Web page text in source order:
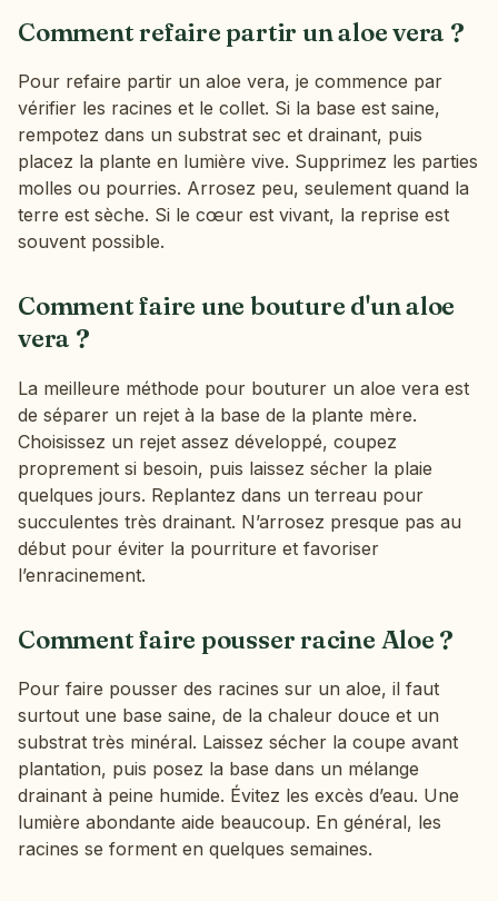
Comment refaire partir un aloe vera ?
Pour refaire partir un aloe vera, je commence par
vérifier les racines et le collet. Si la base est saine,
rempotez dans un substrat sec et drainant, puis
placez la plante en lumière vive. Supprimez les parties
molles ou pourries. Arrosez peu, seulement quand la
terre est sèche. Si le cœur est vivant, la reprise est
souvent possible.
Comment faire une bouture d'un aloe
vera ?
La meilleure méthode pour bouturer un aloe vera est
de séparer un rejet à la base de la plante mère.
Choisissez un rejet assez développé, coupez
proprement si besoin, puis laissez sécher la plaie
quelques jours. Replantez dans un terreau pour
succulentes très drainant. N’arrosez presque pas au
début pour éviter la pourriture et favoriser
l’enracinement.
Comment faire pousser racine Aloe ?
Pour faire pousser des racines sur un aloe, il faut
surtout une base saine, de la chaleur douce et un
substrat très minéral. Laissez sécher la coupe avant
plantation, puis posez la base dans un mélange
drainant à peine humide. Évitez les excès d’eau. Une
lumière abondante aide beaucoup. En général, les
racines se forment en quelques semaines.